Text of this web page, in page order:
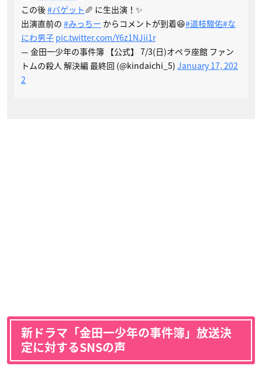
この後#バゲット🥖 に生出演！✨
出演直前の #みっちー からコメントが到着😆#道枝駿佑#な
にわ男子 pic.twitter.com/Y6z1NJii1r
— 金田一少年の事件簿 【公式】 7/3(日)オペラ座館 ファン
トムの殺人 解決編 最終回 (@kindaichi_5) January 17, 202
2
新ドラマ「金田一少年の事件簿」放送決
定に対するSNSの声